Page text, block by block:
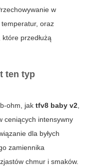
w
oraz
przedłużą
ten typ
jak tfv8 baby v2
ceniących intensywny
dla byłych
zamiennika
chmur i smaków.